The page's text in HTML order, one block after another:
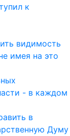
к
видимость
имея на это
- в каждом
в
Думу